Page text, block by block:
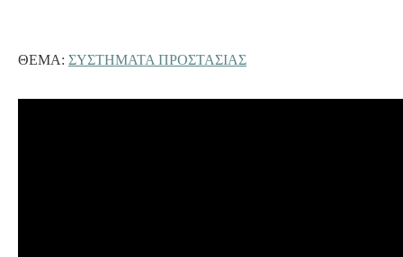
ΘΈΜΑ: ΣΥΣΤΗΜΑΤΑ ΠΡΟΣΤΑΣΙΑΣ